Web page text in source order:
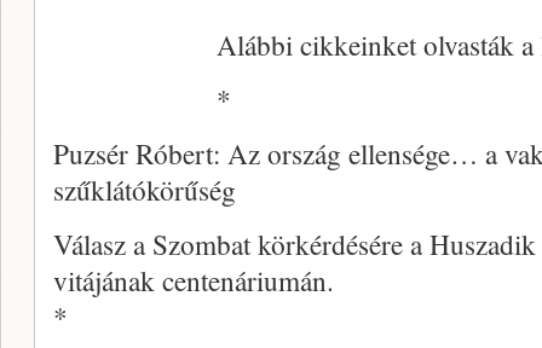
Alábbi cikkeinket olvasták
*
Puzsér Róbert: Az ország ellensége… a
szűklátókörűség
Válasz a Szombat körkérdésére a
vitájának centenáriumán.
*